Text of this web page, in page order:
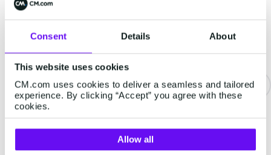
Consent Details About
This website uses cookies
CM.com uses cookies to deliver a seamless and tailored
experience. By clicking “Accept” you agree with these
cookies.
Allow all
Skydda ditt företag mot SMS-
enklare med Number Verify